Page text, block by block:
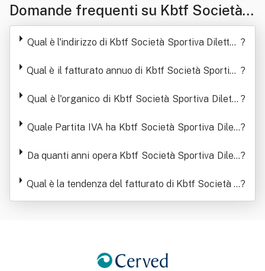
Domande frequenti su Kbtf Società
Sportiva Dilettantistica A Responsabi
Qual è l'indirizzo di Kbtf Società Sportiva Dilettan ?
Qual è il fatturato annuo di Kbtf Società Sportiva ?
Qual è l'organico di Kbtf Società Sportiva Diletta ?
Quale Partita IVA ha Kbtf Società Sportiva Dilett?
Da quanti anni opera Kbtf Società Sportiva Dilett?
Qual è la tendenza del fatturato di Kbtf Società S
portiva Dilettantistica A Responsabilita' Limitata
?